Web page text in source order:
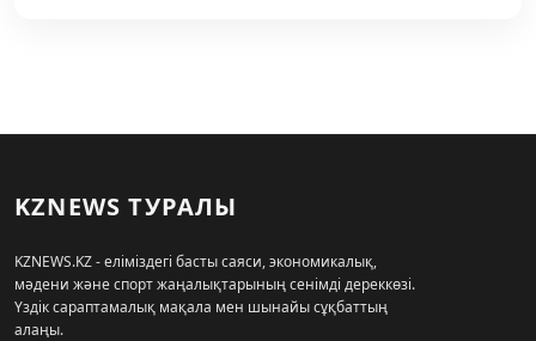
KZNEWS ТУРАЛЫ
KZNEWS.KZ - еліміздегі басты саяси, экономикалық,
мәдени және спорт жаңалықтарының сенімді дереккөзі.
Үздік сараптамалық мақала мен шынайы сұқбаттың
алаңы.